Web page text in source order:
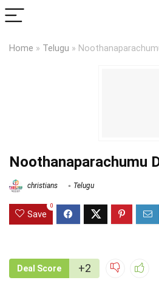
Home » Telugu »
Noothanaparachumu
christians Telugu
Save
0
Deal Score +2